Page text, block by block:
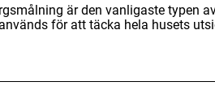
är den vanligaste typen
för att täcka hela husets